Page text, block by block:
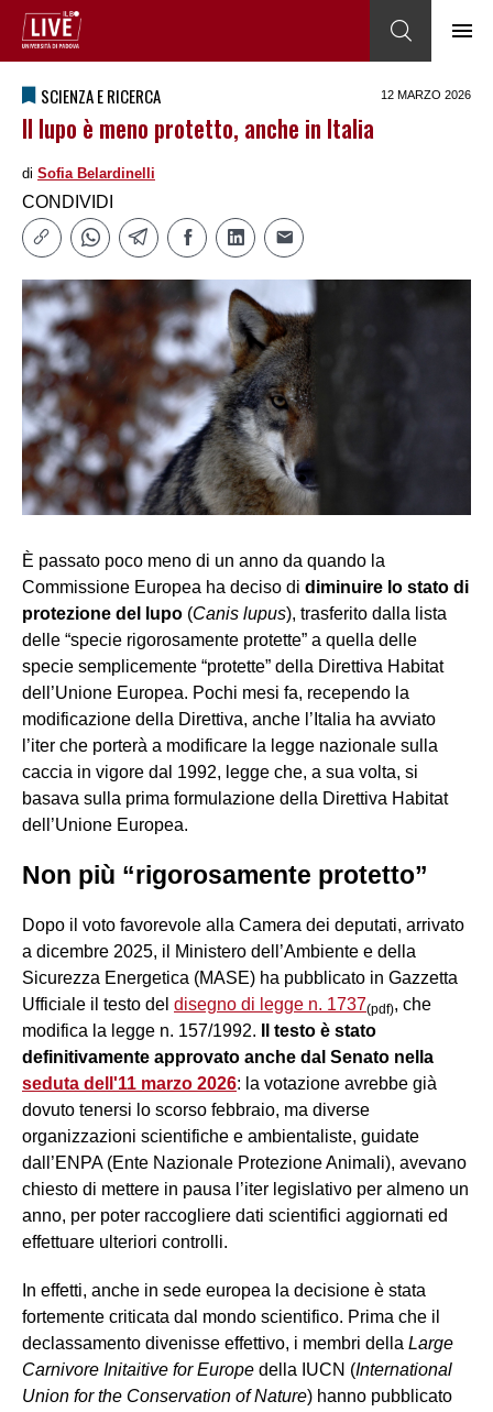
SCIENZA E RICERCA 12 MARZO 2026
Il lupo è meno protetto, anche in Italia
di Sofia Belardinelli
CONDIVIDI
È passato poco meno di un anno da quando la
Commissione Europea ha deciso di diminuire lo stato di
protezione del lupo (Canis lupus), trasferito dalla lista
delle “specie rigorosamente protette” a quella delle
specie semplicemente “protette” della Direttiva Habitat
dell’Unione Europea. Pochi mesi fa, recependo la
modificazione della Direttiva, anche l’Italia ha avviato
l’iter che porterà a modificare la legge nazionale sulla
caccia in vigore dal 1992, legge che, a sua volta, si
basava sulla prima formulazione della Direttiva Habitat
dell’Unione Europea.
Non più “rigorosamente protetto”
Dopo il voto favorevole alla Camera dei deputati, arrivato
a dicembre 2025, il Ministero dell’Ambiente e della
Sicurezza Energetica (MASE) ha pubblicato in Gazzetta
Ufficiale il testo del disegno di legge n. 1737(pdf), che
modifica la legge n. 157/1992. Il testo è stato
definitivamente approvato anche dal Senato nella
seduta dell'11 marzo 2026: la votazione avrebbe già
dovuto tenersi lo scorso febbraio, ma diverse
organizzazioni scientifiche e ambientaliste, guidate
dall’ENPA (Ente Nazionale Protezione Animali), avevano
chiesto di mettere in pausa l’iter legislativo per almeno un
anno, per poter raccogliere dati scientifici aggiornati ed
effettuare ulteriori controlli.
In effetti, anche in sede europea la decisione è stata
fortemente criticata dal mondo scientifico. Prima che il
declassamento divenisse effettivo, i membri della Large
Carnivore Initaitive for Europe della IUCN (International
Union for the Conservation of Nature) hanno pubblicato